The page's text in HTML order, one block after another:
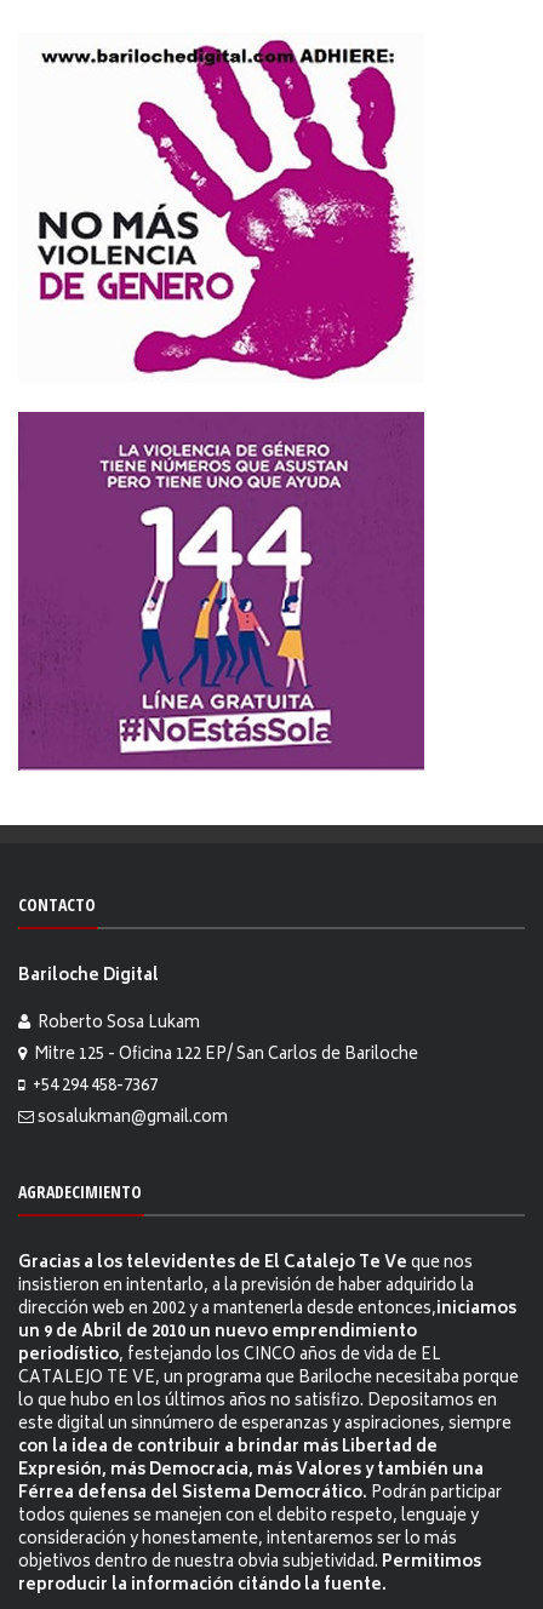
CONTACTO
Bariloche Digital
Roberto Sosa Lukam
Mitre 125 - Oficina 122 EP/ San Carlos de Bariloche
+54 294 458-7367
sosalukman@gmail.com
AGRADECIMIENTO
Gracias a los televidentes de El Catalejo Te Veque nos
insistieron en intentarlo, a la previsión de haber adquirido la
dirección web en 2002 y a mantenerla desde entonces,iniciamos
un 9 de Abril de 2010 un nuevo emprendimiento
periodístico, festejando los CINCO años de vida de EL
CATALEJO TE VE, un programa que Bariloche necesitaba porque
lo que hubo en los últimos años no satisfizo. Depositamos en
este digital un sinnúmero de esperanzas y aspiraciones, siempre
con la idea de contribuir a brindar más Libertad de
Expresión, más Democracia, más Valores y también una
Férrea defensa del Sistema Democrático. Podrán participar
todos quienes se manejen con el debito respeto, lenguaje y
consideración y honestamente, intentaremos ser lo más
objetivos dentro de nuestra obvia subjetividad. Permitimos
reproducir la información citándo la fuente.